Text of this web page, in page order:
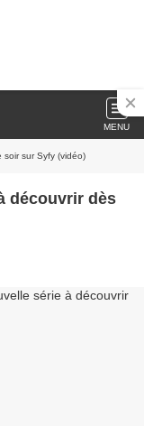
MENU
sur Syfy (vidéo)
découvrir dès